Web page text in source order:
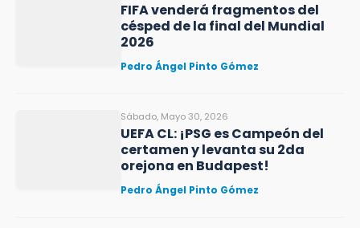
FIFA venderá fragmentos del
césped de la final del Mundial
2026
Pedro Ángel Pinto Gómez
Sábado, Mayo 30, 2026
UEFA CL: ¡PSG es Campeón del
certamen y levanta su 2da
orejona en Budapest!
Pedro Ángel Pinto Gómez